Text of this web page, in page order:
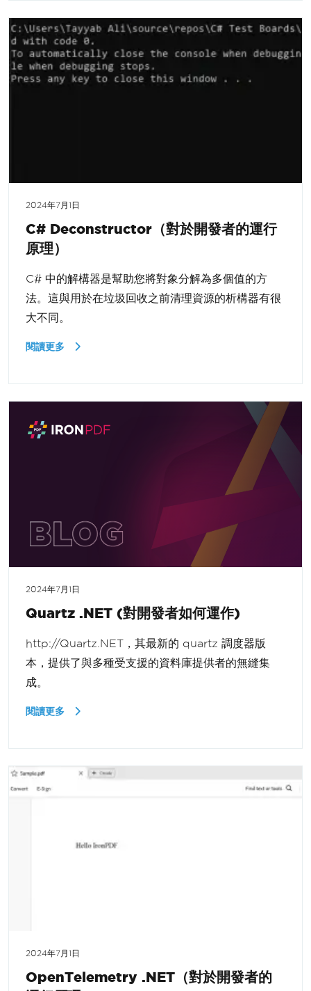
2024年7月1日
C# Deconstructor（對於開發者的運行
原理）
C# 中的解構器是幫助您將對象分解為多個值的方
法。這與用於在垃圾回收之前清理資源的析構器有很
大不同。
閱讀更多
2024年7月1日
Quartz .NET (對開發者如何運作)
http://Quartz.NET，其最新的 quartz 調度器版
本，提供了與多種受支援的資料庫提供者的無縫集
成。
閱讀更多
2024年7月1日
OpenTelemetry .NET（對於開發者的